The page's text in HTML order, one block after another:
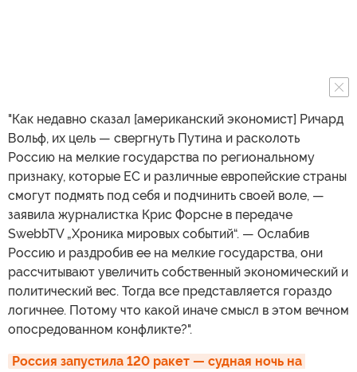
"Как недавно сказал [американский экономист] Ричард
Вольф, их цель — свергнуть Путина и расколоть
Россию на мелкие государства по региональному
признаку, которые ЕС и различные европейские страны
смогут подмять под себя и подчинить своей воле, —
заявила журналистка Крис Форсне в передаче
SwebbTV „Хроника мировых событий“. — Ослабив
Россию и раздробив ее на мелкие государства, они
рассчитывают увеличить собственный экономический и
политический вес. Тогда все представляется гораздо
логичнее. Потому что какой иначе смысл в этом вечном
опосредованном конфликте?".
Россия запустила 120 ракет — судная ночь на